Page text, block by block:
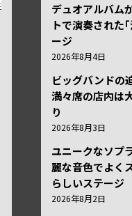
デュオアルバム
トで演奏された
ージ
2026年8月4日
ビッグバンドの
満々席の店内は
り
2026年8月3日
ユニークなソプ
麗な音色でよく
らしいステージ
2026年8月2日